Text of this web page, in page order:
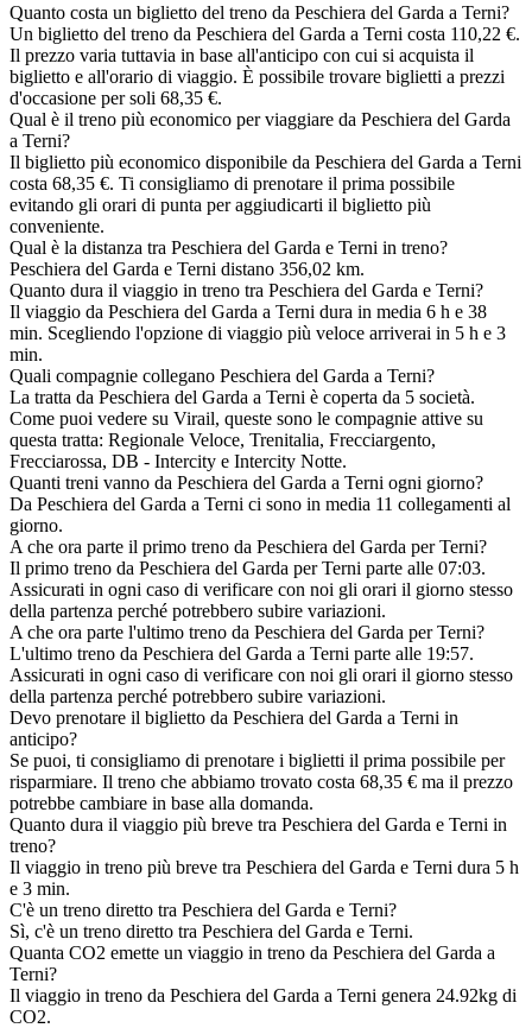
Quanto costa un biglietto del treno da Peschiera del Garda a Terni?
Un biglietto del treno da Peschiera del Garda a Terni costa 110,22 €.
Il prezzo varia tuttavia in base all'anticipo con cui si acquista il
biglietto e all'orario di viaggio. È possibile trovare biglietti a prezzi
d'occasione per soli 68,35 €.
Qual è il treno più economico per viaggiare da Peschiera del Garda
a Terni?
Il biglietto più economico disponibile da Peschiera del Garda a Terni
costa 68,35 €. Ti consigliamo di prenotare il prima possibile
evitando gli orari di punta per aggiudicarti il biglietto più
conveniente.
Qual è la distanza tra Peschiera del Garda e Terni in treno?
Peschiera del Garda e Terni distano 356,02 km.
Quanto dura il viaggio in treno tra Peschiera del Garda e Terni?
Il viaggio da Peschiera del Garda a Terni dura in media 6 h e 38
min. Scegliendo l'opzione di viaggio più veloce arriverai in 5 h e 3
min.
Quali compagnie collegano Peschiera del Garda a Terni?
La tratta da Peschiera del Garda a Terni è coperta da 5 società.
Come puoi vedere su Virail, queste sono le compagnie attive su
questa tratta: Regionale Veloce, Trenitalia, Frecciargento,
Frecciarossa, DB - Intercity e Intercity Notte.
Quanti treni vanno da Peschiera del Garda a Terni ogni giorno?
Da Peschiera del Garda a Terni ci sono in media 11 collegamenti al
giorno.
A che ora parte il primo treno da Peschiera del Garda per Terni?
Il primo treno da Peschiera del Garda per Terni parte alle 07:03.
Assicurati in ogni caso di verificare con noi gli orari il giorno stesso
della partenza perché potrebbero subire variazioni.
A che ora parte l'ultimo treno da Peschiera del Garda per Terni?
L'ultimo treno da Peschiera del Garda a Terni parte alle 19:57.
Assicurati in ogni caso di verificare con noi gli orari il giorno stesso
della partenza perché potrebbero subire variazioni.
Devo prenotare il biglietto da Peschiera del Garda a Terni in
anticipo?
Se puoi, ti consigliamo di prenotare i biglietti il prima possibile per
risparmiare. Il treno che abbiamo trovato costa 68,35 € ma il prezzo
potrebbe cambiare in base alla domanda.
Quanto dura il viaggio più breve tra Peschiera del Garda e Terni in
treno?
Il viaggio in treno più breve tra Peschiera del Garda e Terni dura 5 h
e 3 min.
C'è un treno diretto tra Peschiera del Garda e Terni?
Sì, c'è un treno diretto tra Peschiera del Garda e Terni.
Quanta CO2 emette un viaggio in treno da Peschiera del Garda a
Terni?
Il viaggio in treno da Peschiera del Garda a Terni genera 24.92kg di
CO2.